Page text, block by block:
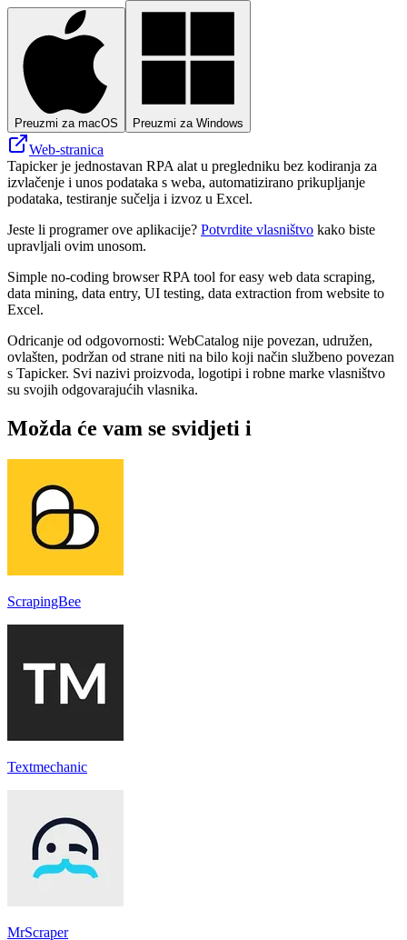
Preuzmi za macOS Preuzmi za Windows
Web-stranica
Tapicker je jednostavan RPA alat u pregledniku bez kodiranja za
izvlačenje i unos podataka s weba, automatizirano prikupljanje
podataka, testiranje sučelja i izvoz u Excel.
Jeste li programer ove aplikacije? Potvrdite vlasništvo kako biste
upravljali ovim unosom.
Simple no-coding browser RPA tool for easy web data scraping,
data mining, data entry, UI testing, data extraction from website to
Excel.
Odricanje od odgovornosti: WebCatalog nije povezan, udružen,
ovlašten, podržan od strane niti na bilo koji način službeno povezan
s Tapicker. Svi nazivi proizvoda, logotipi i robne marke vlasništvo
su svojih odgovarajućih vlasnika.
Možda će vam se svidjeti i
ScrapingBee
Textmechanic
MrScraper